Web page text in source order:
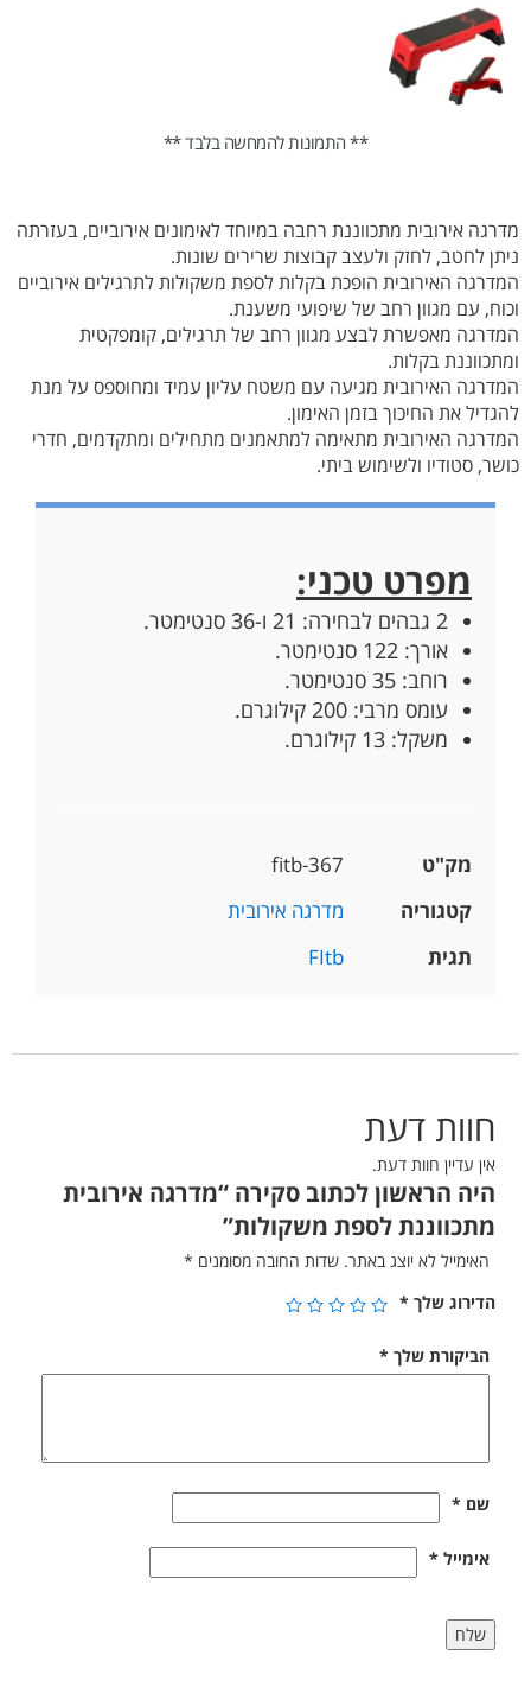
** התמונות להמחשה בלבד **
מדרגה אירובית מתכווננת רחבה במיוחד לאימונים אירוביים, בעזרתה
ניתן לחטב, לחזק ולעצב קבוצות שרירים שונות.
המדרגה האירובית הופכת בקלות לספת משקולות לתרגילים אירוביים
וכוח, עם מגוון רחב של שיפועי משענת.
המדרגה מאפשרת לבצע מגוון רחב של תרגילים, קומפקטית
ומתכווננת בקלות.
המדרגה האירובית מגיעה עם משטח עליון עמיד ומחוספס על מנת
להגדיל את החיכוך בזמן האימון.
המדרגה האירובית מתאימה למתאמנים מתחילים ומתקדמים, חדרי
כושר, סטודיו ולשימוש ביתי.
מפרט טכני:
2 גבהים לבחירה: 21 ו-36 סנטימטר.
אורך: 122 סנטימטר.
רוחב: 35 סנטימטר.
עומס מרבי: 200 קילוגרם.
משקל: 13 קילוגרם.
מק"ט
fitb-367
קטגוריה
מדרגה אירובית
תגית
FItb
חוות דעת
אין עדיין חוות דעת.
היה הראשון לכתוב סקירה “מדרגה אירובית
מתכווננת לספת משקולות”
האימייל לא יוצג באתר. שדות החובה מסומנים *
הדירוג שלך *
הביקורת שלך *
שם *
אימייל *